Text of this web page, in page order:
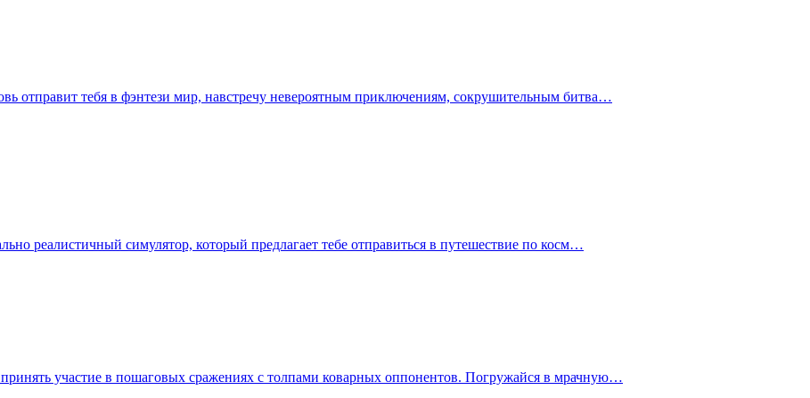
отправит тебя в фэнтези мир, навстречу невероятным приключениям, сокрушительным битва…
реалистичный симулятор, который предлагает тебе отправиться в путешествие по косм…
участие в пошаговых сражениях с толпами коварных оппонентов. Погружайся в мрачную…